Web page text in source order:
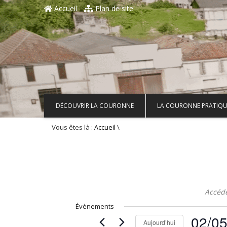
Aller au contenu principal
Accueil
Plan de site
DÉCOUVRIR LA COURONNE LA COURONNE
Vous êtes là : Accueil \
Évènements
Aujourd’hui 02/